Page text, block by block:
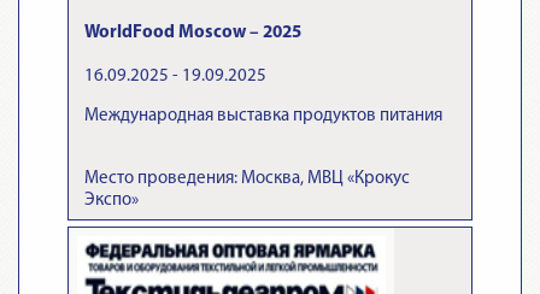
WorldFood Moscow – 2025
16.09.2025 - 19.09.2025
Международная выставка продуктов питания
Место проведения: Москва, МВЦ «Крокус
Экспо»